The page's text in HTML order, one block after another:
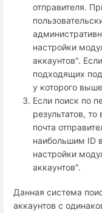
отправителя.
настройки
аккаунтов".
подходящих
у которого
Если поиск по
результатов,
почта
наибольшим ID
настройки
аккаунтов".
Данная система
аккаунтов с